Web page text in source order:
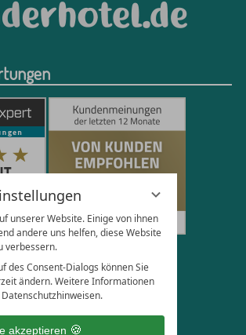
unserer Website. Einige von ihnen
andere uns helfen, diese Website
verbessern.
des Consent-Dialogs können Sie
ändern. Weitere Informationen
akzeptieren